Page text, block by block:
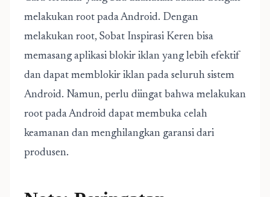
melakukan root pada Android. Dengan
melakukan root, Sobat Inspirasi Keren bisa
memasang aplikasi blokir iklan yang lebih efektif
dan dapat memblokir iklan pada seluruh sistem
Android. Namun, perlu diingat bahwa melakukan
root pada Android dapat membuka celah
keamanan dan menghilangkan garansi dari
produsen.